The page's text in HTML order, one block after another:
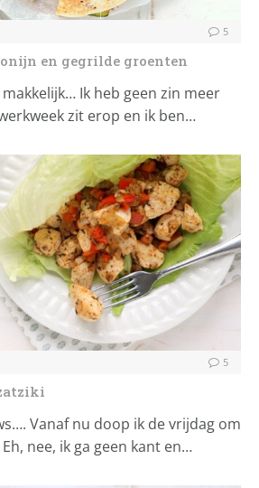
5
en gegrilde groenten
Ik heb geen zin meer
zit erop en ik ben…
5
Vanaf nu doop ik de vrijdag om
nee, ik ga geen kant en…